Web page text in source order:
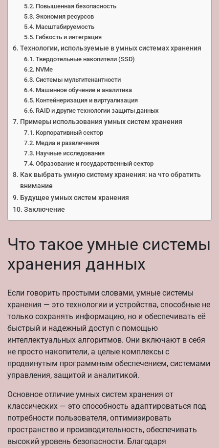
Повышенная безопасность
Экономия ресурсов
Масштабируемость
Гибкость и интеграция
Технологии, используемые в умных системах хранения
Твердотельные накопители (SSD)
NVMe
Системы мультитенантности
Машинное обучение и аналитика
Контейнеризация и виртуализация
RAID и другие технологии защиты данных
Примеры использования умных систем хранения
Корпоративный сектор
Медиа и развлечения
Научные исследования
Образование и государственный сектор
Как выбрать умную систему хранения: на что обратить
внимание
Будущее умных систем хранения
Заключение
Что такое умные системы
хранения данных
Если говорить простыми словами, умные системы
хранения — это технологии и устройства, способные не
только сохранять информацию, но и обеспечивать её
быстрый и надежный доступ с помощью
интеллектуальных алгоритмов. Они включают в себя
не просто накопители, а целые комплексы с
продвинутым программным обеспечением, системами
управления, защитой и аналитикой.
Основное отличие умных систем хранения от
классических — это способность адаптироваться под
потребности пользователя, оптимизировать
пространство и производительность, обеспечивать
высокий уровень безопасности. Благодаря